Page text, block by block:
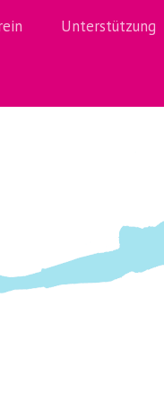
Unterstützung